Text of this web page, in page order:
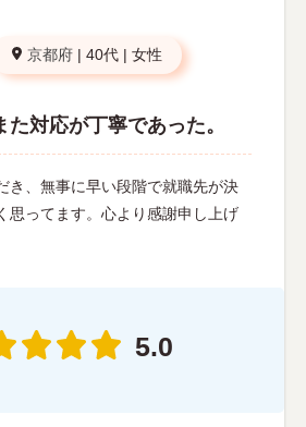
京都府 | 40代 | 女性
対応が丁寧であった。
き、無事に早い段階で就職先が決
思ってます。心より感謝申し上げ
5.0